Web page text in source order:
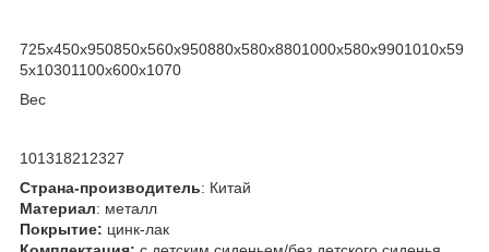
725x450x950850x560x950880х580х8801000х580х9901010х59
5х10301100x600x1070
Вес
101318212327
Страна-производитель: Китай
Материал: металл
Покрытие: цинк-лак